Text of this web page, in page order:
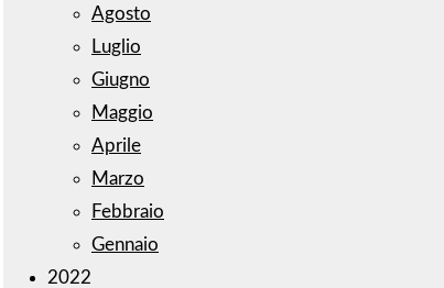
Agosto
Luglio
Giugno
Maggio
Aprile
Marzo
Febbraio
Gennaio
2022